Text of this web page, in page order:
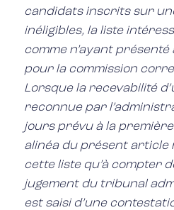
candidats inscrits sur
inéligibles, la liste
comme n’ayant
pour la commission
Lorsque la recevabilité
reconnue par
jours prévu à la
alinéa du présent article
cette liste qu’à compter
jugement du tribunal
est saisi d’une